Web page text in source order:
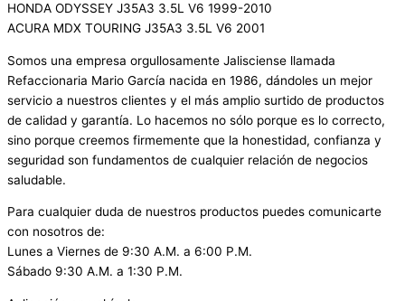
HONDA ODYSSEY J35A3 3.5L V6 1999-2010
ACURA MDX TOURING J35A3 3.5L V6 2001
Somos una empresa orgullosamente Jalisciense llamada
Refaccionaria Mario García nacida en 1986, dándoles un mejor
servicio a nuestros clientes y el más amplio surtido de productos
de calidad y garantía. Lo hacemos no sólo porque es lo correcto,
sino porque creemos firmemente que la honestidad, confianza y
seguridad son fundamentos de cualquier relación de negocios
saludable.
Para cualquier duda de nuestros productos puedes comunicarte
con nosotros de:
Lunes a Viernes de 9:30 A.M. a 6:00 P.M.
Sábado 9:30 A.M. a 1:30 P.M.